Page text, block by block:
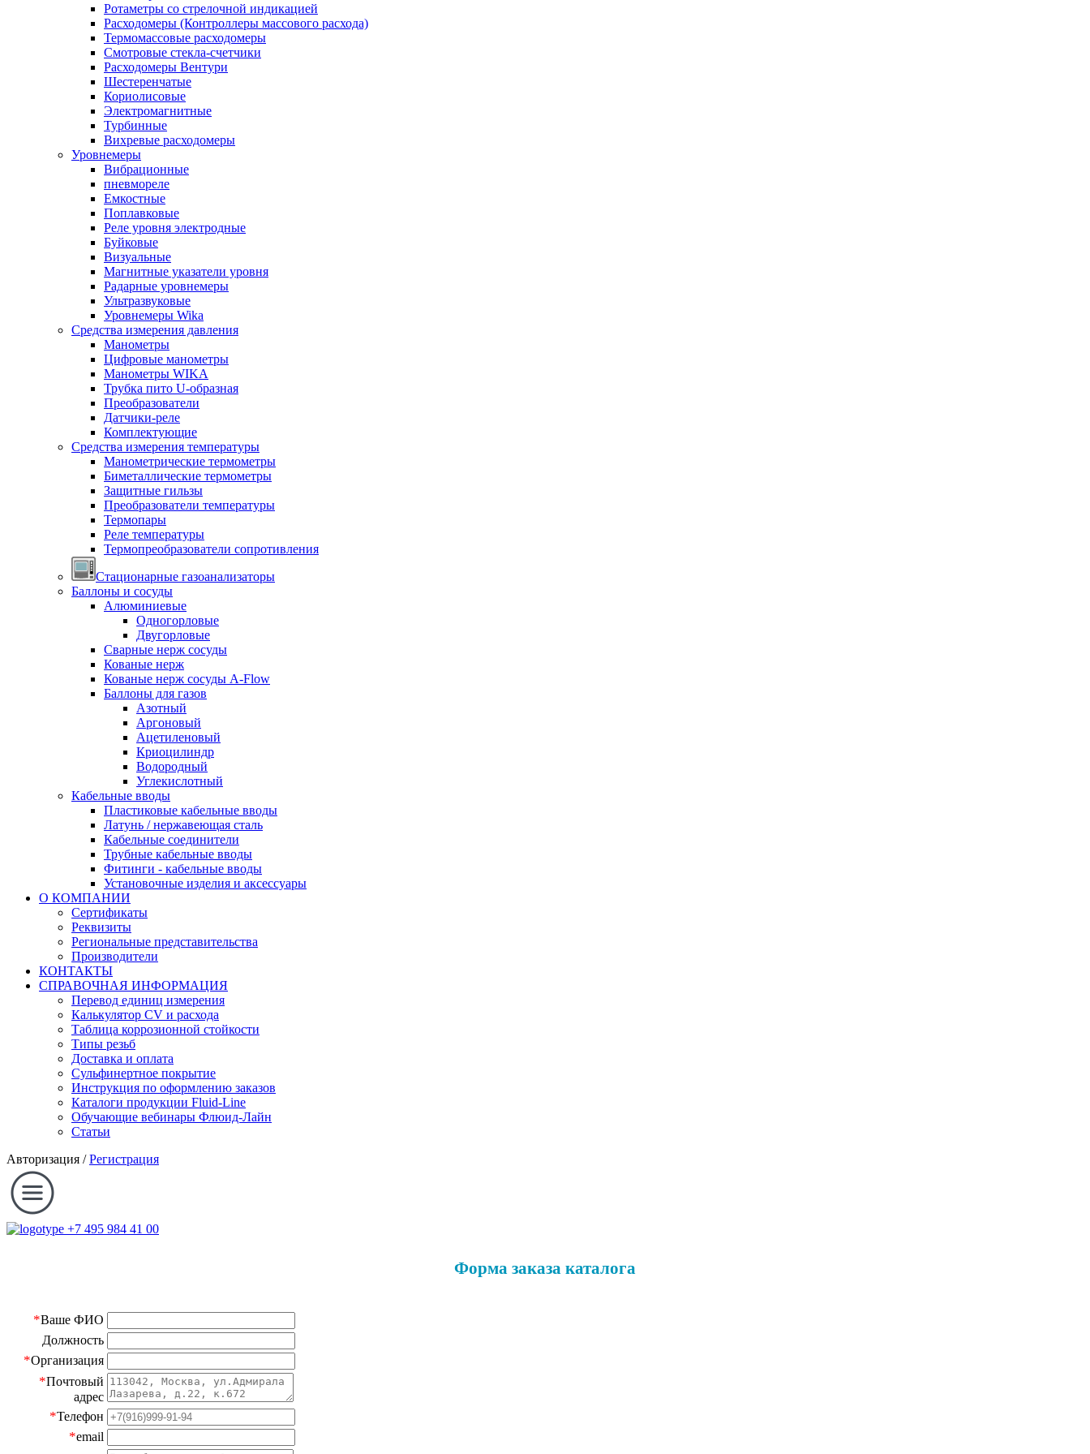
Ротаметры со стрелочной индикацией
Расходомеры (Контроллеры массового расхода)
Термомассовые расходомеры
Смотровые стекла-счетчики
Расходомеры Вентури
Шестеренчатые
Кориолисовые
Электромагнитные
Турбинные
Вихревые расходомеры
Уровнемеры
Вибрационные
пневмореле
Емкостные
Поплавковые
Реле уровня электродные
Буйковые
Визуальные
Магнитные указатели уровня
Радарные уровнемеры
Ультразвуковые
Уровнемеры Wika
Средства измерения давления
Манометры
Цифровые манометры
Манометры WIKA
Трубка пито U-образная
Преобразователи
Датчики-реле
Комплектующие
Средства измерения температуры
Манометрические термометры
Биметаллические термометры
Защитные гильзы
Преобразователи температуры
Термопары
Реле температуры
Термопреобразователи сопротивления
Стационарные газоанализаторы
Баллоны и сосуды
Алюминиевые
Одногорловые
Двугорловые
Сварные нерж сосуды
Кованые нерж
Кованые нерж сосуды A-Flow
Баллоны для газов
Азотный
Аргоновый
Ацетиленовый
Криоцилиндр
Водородный
Углекислотный
Кабельные вводы
Пластиковые кабельные вводы
Латунь / нержавеющая сталь
Кабельные соединители
Трубные кабельные вводы
Фитинги - кабельные вводы
Установочные изделия и аксессуары
О КОМПАНИИ
Сертификаты
Реквизиты
Региональные представительства
Производители
КОНТАКТЫ
СПРАВОЧНАЯ ИНФОРМАЦИЯ
Перевод единиц измерения
Калькулятор CV и расхода
Таблица коррозионной стойкости
Типы резьб
Доставка и оплата
Сульфинертное покрытие
Инструкция по оформлению заказов
Каталоги продукции Fluid-Line
Обучающие вебинары Флюид-Лайн
Статьи
Авторизация /Регистрация
+7 495 984 41 00
Форма заказа каталога
*Ваше ФИО
Должность
*Организация
*Почтовый
адрес
*Телефон
*email